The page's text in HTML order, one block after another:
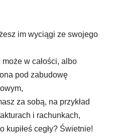
im wyciągi ze swojego
w całości, albo
pod zabudowę
za sobą, na przykład
i rachunkach,
kupiłeś cegły? Świetnie!